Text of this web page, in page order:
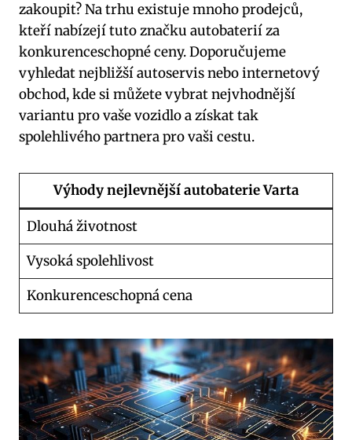
zakoupit? Na trhu existuje mnoho prodejců,
kteří nabízejí tuto značku autobaterií za
konkurenceschopné ceny. Doporučujeme
vyhledat⁤ nejbližší autoservis nebo internetový
obchod, kde si můžete vybrat nejvhodnější
variantu ⁤pro vaše vozidlo a získat ​tak
spolehlivého partnera pro vaši cestu.
Výhody ⁤nejlevnější autobaterie Varta
Dlouhá ⁤životnost
Vysoká spolehlivost
Konkurenceschopná⁢ cena